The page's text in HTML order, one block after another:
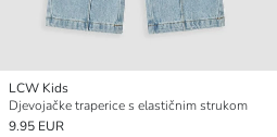
LCW Kids
Djevojačke traperice s elastičnim strukom
9.95 EUR